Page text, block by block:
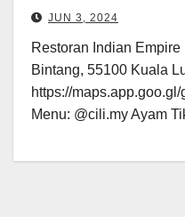
JUN 3, 2024
Restoran Indian
Bintang, 55100 Kuala
https://
Menu: @cili.my Ayam